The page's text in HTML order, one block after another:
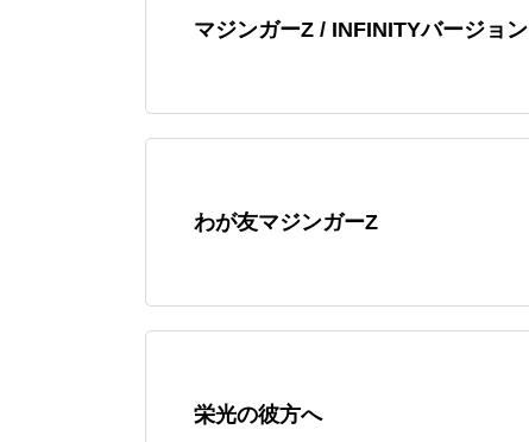
マジンガーZ / INFINITYバージョン
わが友マジンガーZ
栄光の彼方へ